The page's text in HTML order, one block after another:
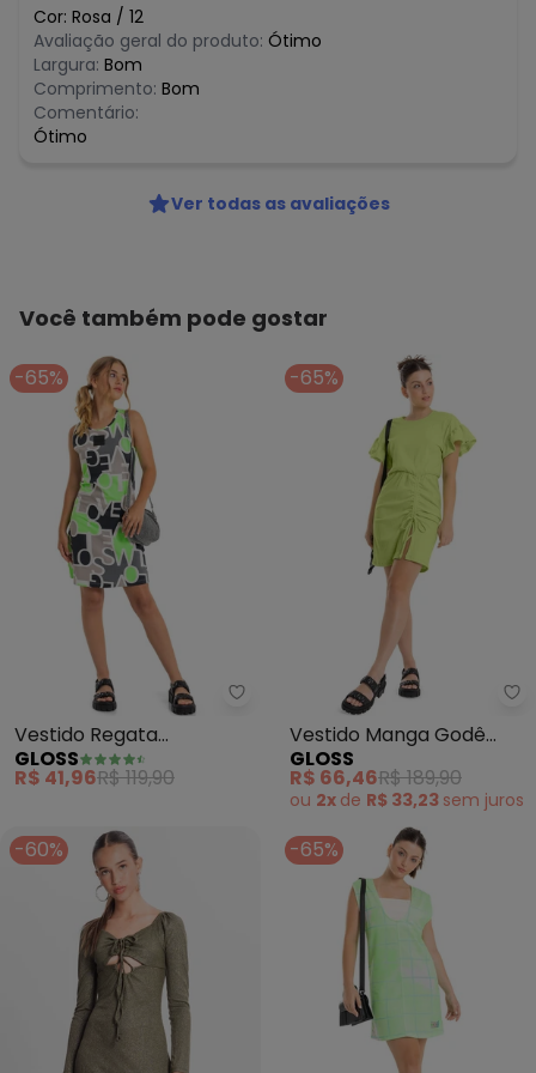
fevereiro/2026
Cor: Rosa / 12
Avaliação geral do produto: Ótimo
Largura: Bom
Comprimento: Bom
Comentário:
Ótimo
Ver todas as avaliações
Você também pode gostar
-65%
Gloss - Vestido Regata
Vestido Regata
Estampado (Verde)
GLOSS
R$ 41,96R$ 119,90
-65%
Vestido Manga Godê
Infantil (Verde)
GLOSS
R$ 66,46R$ 189,90
ou 2x de R$ 33,23 sem juros
-60% -65%